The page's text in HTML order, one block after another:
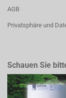
AGB
Privatsphäre und
Schauen Sie